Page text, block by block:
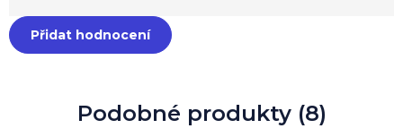
Podobné produkty (8)
Přidat hodnocení